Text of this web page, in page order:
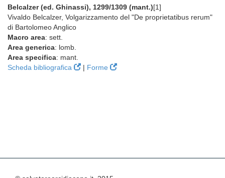
Belcalzer (ed. Ghinassi), 1299/1309 (mant.)[1]
Vivaldo Belcalzer, Volgarizzamento del "De proprietatibus rerum"
di Bartolomeo Anglico
Macro area: sett.
Area generica: lomb.
Area specifica: mant.
Scheda bibliografica
| Forme